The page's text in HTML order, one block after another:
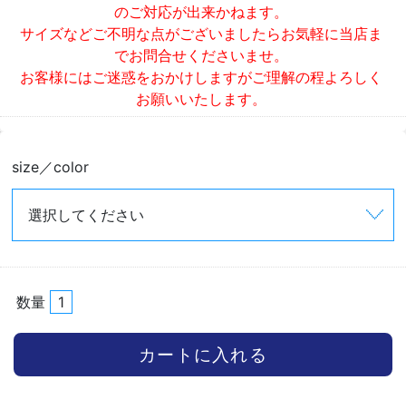
のご対応が出来かねます。
サイズなどご不明な点がございましたらお気軽に当店ま
でお問合せくださいませ。
お客様にはご迷惑をおかけしますがご理解の程よろしく
お願いいたします。
size／color
数量